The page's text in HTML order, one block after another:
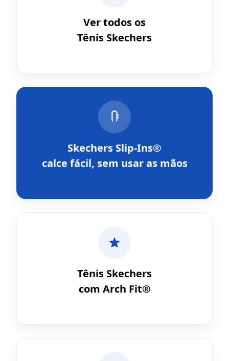
Ver todos os
Tênis Skechers
Skechers Slip-Ins®
calce fácil, sem usar as mãos
Tênis Skechers
com Arch Fit®